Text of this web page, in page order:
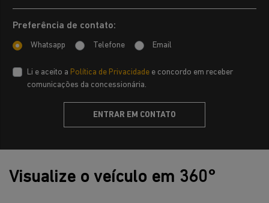
Preferência de contato:
Whatsapp Telefone Email
Li e aceito a Política de Privacidade e concordo em receber
comunicações da concessionária.
ENTRAR EM CONTATO
Visualize o veículo em 360°